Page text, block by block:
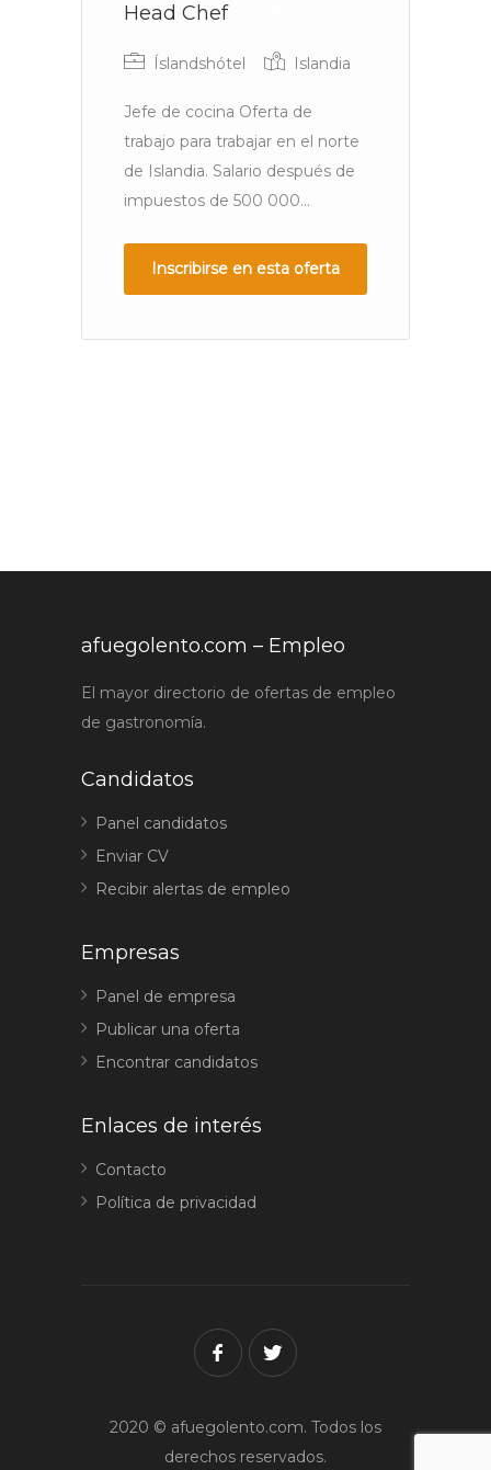
Head Chef
Íslandshótel Islandia
Jefe de cocina Oferta de
trabajo para trabajar en el norte
de Islandia. Salario después de
impuestos de 500 000...
Inscribirse en esta oferta
afuegolento.com – Empleo
El mayor directorio de ofertas de empleo
de gastronomía.
Candidatos
Panel candidatos
Enviar CV
Recibir alertas de empleo
Empresas
Panel de empresa
Publicar una oferta
Encontrar candidatos
Enlaces de interés
Contacto
Política de privacidad
2020 © afuegolento.com. Todos los
derechos reservados.